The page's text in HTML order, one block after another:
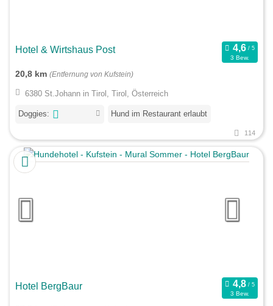
Hotel & Wirtshaus Post
3 Bew.
20,8 km (Entfernung von Kufstein)
6380 St.Johann in Tirol, Tirol, Österreich
Doggies: Hund im Restaurant erlaubt
114
Hotel BergBaur
3 Bew.